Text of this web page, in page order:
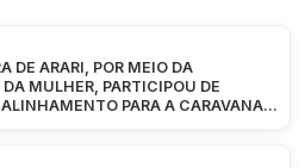
DE ARARI, POR MEIO DA
DA MULHER, PARTICIPOU DE
PARA A CARAVANA